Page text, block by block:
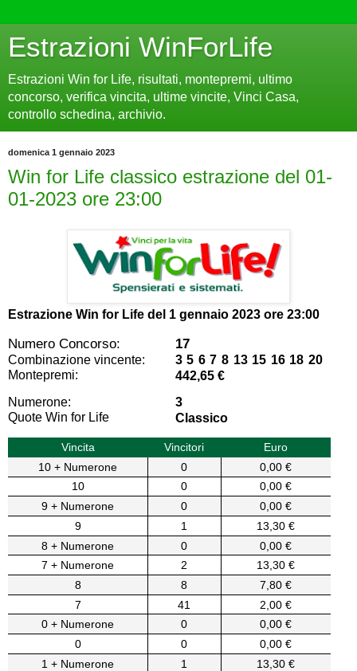
Estrazioni WinForLife
Estrazioni Win for Life, risultati, montepremi, ultimo
concorso, verifica vincita, ultime vincite, Vinci Casa,
controllo schedina, archivio.
domenica 1 gennaio 2023
Win for Life classico estrazione del 01-
01-2023 ore 23:00
Estrazione Win for Life del 1 gennaio 2023 ore 23:00
Numero Concorso: 17
Combinazione vincente:
3 5 6 7 8 13 15 16 18 20
Montepremi:
442,65 €
Numerone:
3
Quote Win for Life
Classico
Vincita Vincitori
Euro
10 + Numerone
0
0,00 €
10
0
0,00 €
9 + Numerone
0
0,00 €
9
1
13,30 €
8 + Numerone
0
0,00 €
7 + Numerone
2
13,30 €
8
8
7,80 €
7
41
2,00 €
0 + Numerone
0
0,00 €
0
0
0,00 €
1 + Numerone
1
13,30 €